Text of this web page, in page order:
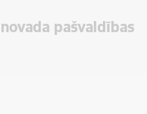
pašvaldības